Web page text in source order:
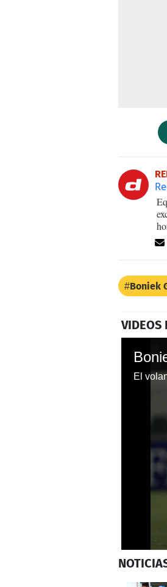
Boniek
VIDEOS
seconds